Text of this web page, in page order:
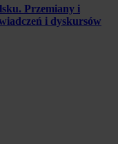
Przemiany i
i dyskursów